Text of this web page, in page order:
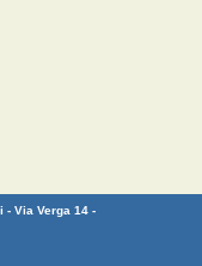
- Via Verga 14 -